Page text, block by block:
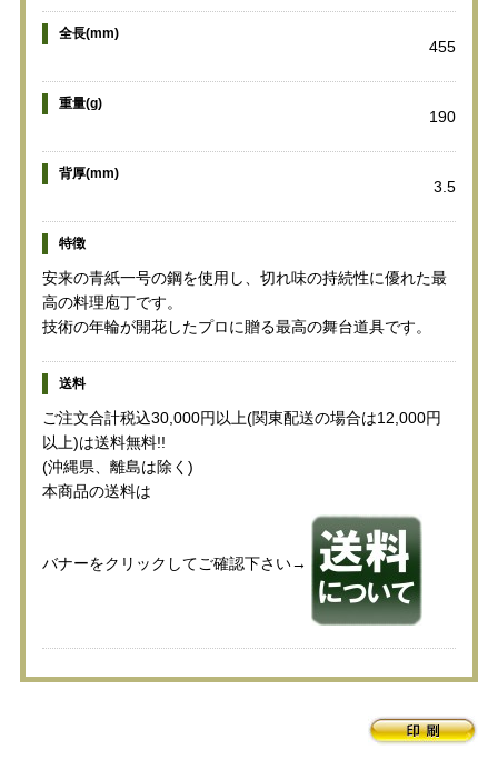
全長(mm)
455
重量(g)
190
背厚(mm)
3.5
特徴
安来の青紙一号の鋼を使用し、切れ味の持続性に優れた最
高の料理庖丁です。
技術の年輪が開花したプロに贈る最高の舞台道具です。
送料
ご注文合計税込30,000円以上(関東配送の場合は12,000円
以上)は送料無料!!
(沖縄県、離島は除く)
本商品の送料は
バナーをクリックしてご確認下さい→